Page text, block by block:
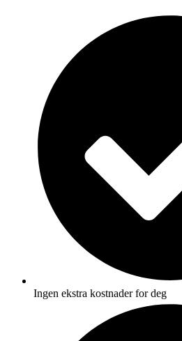
Ingen ekstra kostnader for deg